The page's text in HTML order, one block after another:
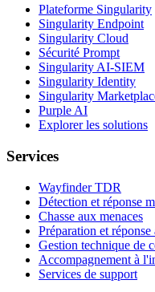
Plateforme Singularity
Singularity Endpoint
Singularity Cloud
Sécurité Prompt
Singularity AI-SIEM
Singularity Identity
Singularity
Purple AI
Explorer les solutions
Services
Wayfinder TDR
Détection et réponse
Chasse aux menaces
Préparation et
Gestion technique de
Accompagnement à
Services de support